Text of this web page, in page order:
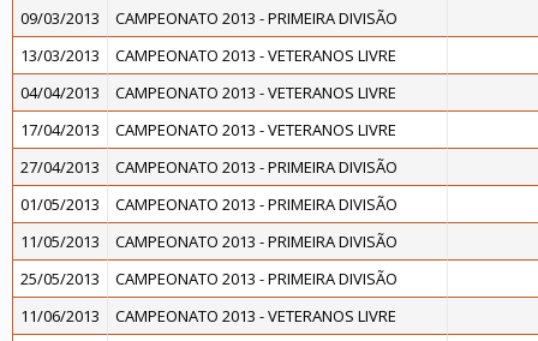
09/03/2013
CAMPEONATO 2013 - PRIMEIRA DIVISÃO
13/03/2013
CAMPEONATO 2013 - VETERANOS LIVRE
04/04/2013
CAMPEONATO 2013 - VETERANOS LIVRE
17/04/2013
CAMPEONATO 2013 - VETERANOS LIVRE
27/04/2013
CAMPEONATO 2013 - PRIMEIRA DIVISÃO
01/05/2013
CAMPEONATO 2013 - PRIMEIRA DIVISÃO
11/05/2013
CAMPEONATO 2013 - PRIMEIRA DIVISÃO
25/05/2013
CAMPEONATO 2013 - PRIMEIRA DIVISÃO
11/06/2013
CAMPEONATO 2013 - VETERANOS LIVRE